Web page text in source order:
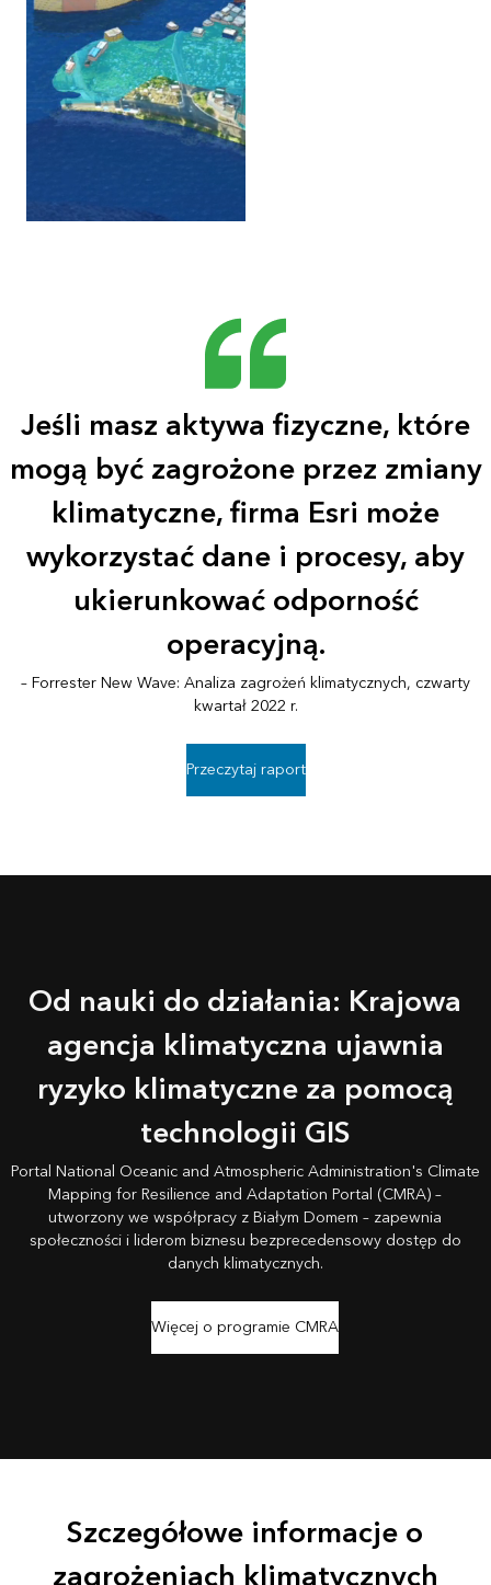
Jeśli masz aktywa fizyczne, które
mogą być zagrożone przez zmiany
klimatyczne, firma Esri może
wykorzystać dane i procesy, aby
ukierunkować odporność
operacyjną.
– Forrester New Wave: Analiza zagrożeń klimatycznych, czwarty
kwartał 2022 r.
Przeczytaj raport
Od nauki do działania: Krajowa
agencja klimatyczna ujawnia
ryzyko klimatyczne za pomocą
technologii GIS
Portal National Oceanic and Atmospheric Administration's Climate
Mapping for Resilience and Adaptation Portal (CMRA) –
utworzony we współpracy z Białym Domem – zapewnia
społeczności i liderom biznesu bezprecedensowy dostęp do
danych klimatycznych.
Więcej o programie CMRA
Szczegółowe informacje o